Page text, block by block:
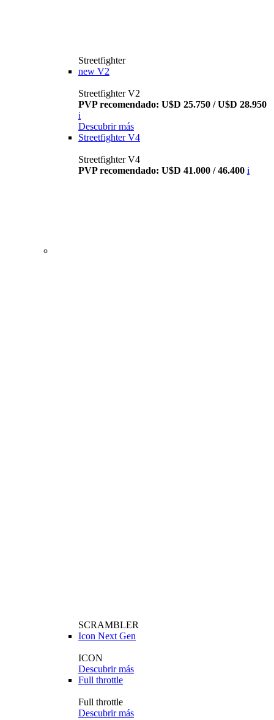
Streetfighter
new V2
Streetfighter V2
PVP recomendado: U$D 25.750 / U$D 28.950
i
Descubrir más
Streetfighter V4
Streetfighter V4
PVP recomendado: U$D 41.000 / 46.400 i
SCRAMBLER
Icon Next Gen
ICON
Descubrir más
Full throttle
Full throttle
Descubrir más